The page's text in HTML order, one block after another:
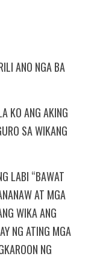
ANO NGA BA
KO ANG AKING
SA WIKANG
LABI “BAWAT
AT MGA
WIKA ANG
NG ATING MGA
NG